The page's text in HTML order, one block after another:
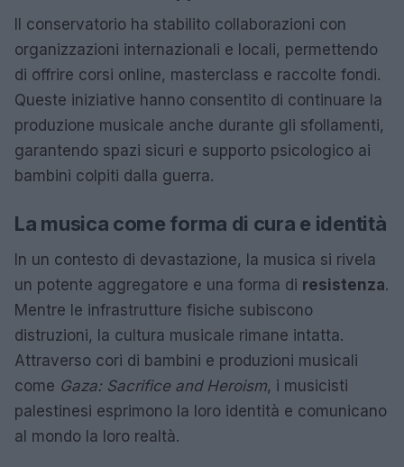
Il conservatorio ha stabilito collaborazioni con
organizzazioni internazionali e locali, permettendo
di offrire corsi online, masterclass e raccolte fondi.
Queste iniziative hanno consentito di continuare la
produzione musicale anche durante gli sfollamenti,
garantendo spazi sicuri e supporto psicologico ai
bambini colpiti dalla guerra.
La musica come forma di cura e identità
In un contesto di devastazione, la musica si rivela
un potente aggregatore e una forma di resistenza.
Mentre le infrastrutture fisiche subiscono
distruzioni, la cultura musicale rimane intatta.
Attraverso cori di bambini e produzioni musicali
come Gaza: Sacrifice and Heroism, i musicisti
palestinesi esprimono la loro identità e comunicano
al mondo la loro realtà.